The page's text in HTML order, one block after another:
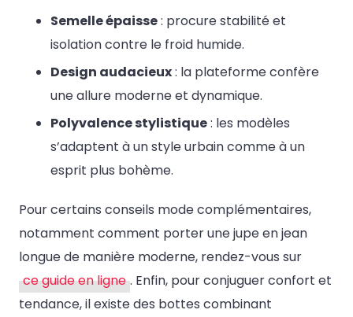
Semelle épaisse: procure stabilité et
isolation contre le froid humide.
Design audacieux: la plateforme confère
une allure moderne et dynamique.
Polyvalence stylistique: les modèles
s’adaptent à un style urbain comme à un
esprit plus bohème.
Pour certains conseils mode complémentaires,
notamment comment porter une jupe en jean
longue de manière moderne, rendez-vous sur
ce guide en ligne . Enfin, pour conjuguer confort et
tendance, il existe des bottes combinant